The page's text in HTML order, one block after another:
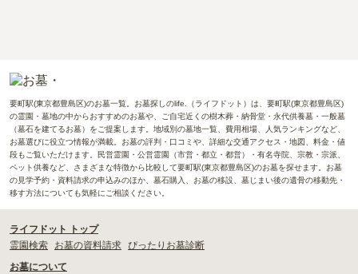
要町駅(東京都豊島区)のお墓一覧。お墓探しのlife.（ライフドット）は、要町駅(東京都豊島区)
の霊園・墓地の中からおすすめのお墓や、ご自宅近くの樹木葬・納骨堂・永代供養墓・一般墓
（墓石を建てるお墓）をご提案します。地域別の墓地一覧、費用相場、人気ランキングなど、
お墓選びに役立つ情報が満載。お墓の評判・口コミや、詳細な交通アクセス・地図、料金・値
段もご覧いただけます。民営霊園・公営霊園（市営・都立・都営）・有名寺院、宗教・宗派、
ペット供養など、さまざまな特徴から比較して要町駅(東京都豊島区)のお墓を探せます。お墓
の見学予約・資料請求の申込みのほか、墓石購入、お墓の移設、墓じまい後の遺骨の移動先・
移す方法についても気軽にご相談ください。
ライフドット トップ
霊園検索
お墓の資料請求 ぴったりお墓診断
お墓について